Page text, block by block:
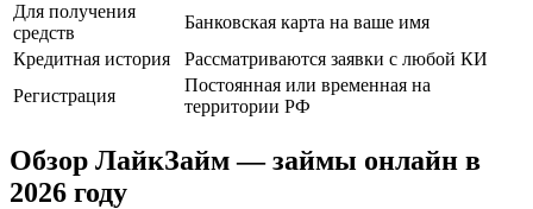
Для получения
средств
Банковская карта на ваше имя
Кредитная история
Рассматриваются заявки с любой КИ
Регистрация
Постоянная или временная на
территории РФ
Обзор ЛайкЗайм — займы онлайн в
2026 году